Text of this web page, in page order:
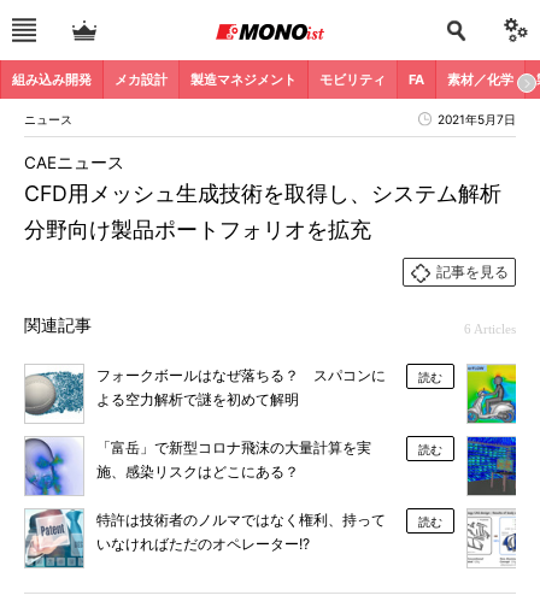
組み込み開発 メカ設計 製造マネジメント モビリティ FA 素材／化学
ニュース 2021年5月7日
CFD用メッシュ生成技術を取得し、システム解析
分野向け製品ポートフォリオを拡充
CAEニュース
記事を見る
関連記事 6 Articles
フォークボールはなぜ落ちる？ スパコンに
よる空力解析で謎を初めて解明
読む
「富岳」で新型コロナ飛沫の大量計算を実
施、感染リスクはどこにある？
読む
特許は技術者のノルマではなく権利、持って
いなければただのオペレーター!?
読む